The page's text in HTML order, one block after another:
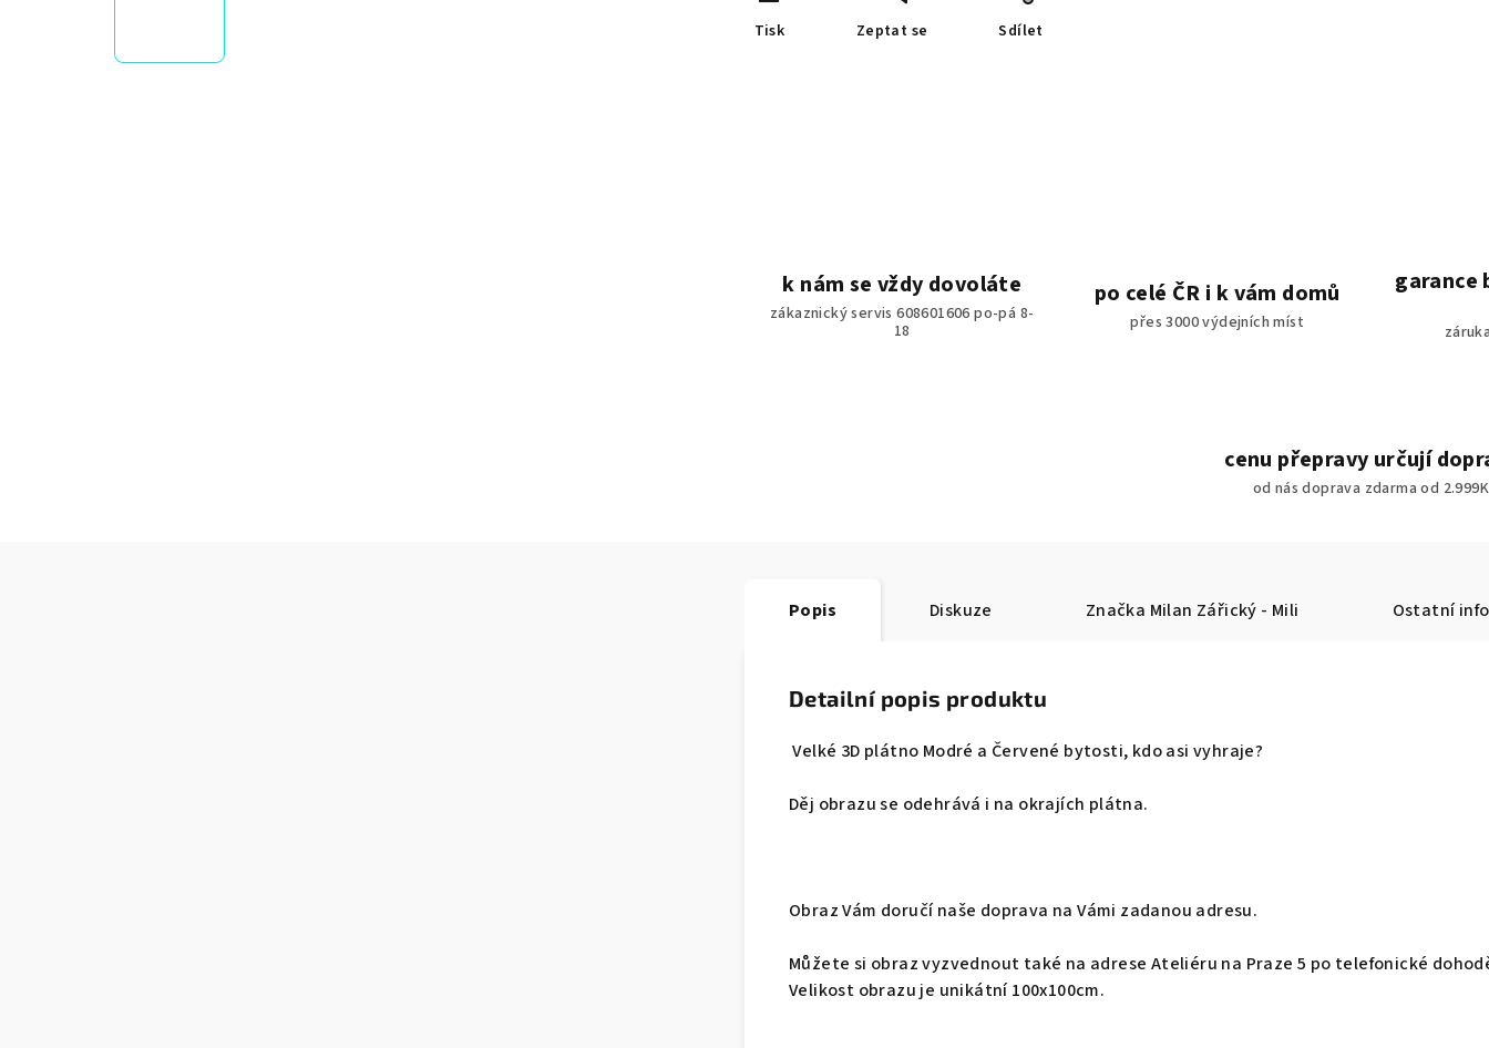
Tisk Zeptat se Sdílet
k nám se vždy dovoláte
zákaznický servis 608601606 po-pá 8-
18
po celé ČR i k vám domů
přes 3000 výdejních míst
garance
cenu přepravy určují
od nás doprava zdarma od
Popis Diskuze Značka Milan Zářický - Mili Ostatní
Detailní popis produktu
Velké 3D plátno Modré a Červené bytosti, kdo asi vyhraje?
Děj obrazu se odehrává i na okrajích plátna.
Obraz Vám doručí naše doprava na Vámi zadanou adresu.
Můžete si obraz vyzvednout také na adrese Ateliéru na Praze 5 po telefonické
Velikost obrazu je unikátní 100x100cm.